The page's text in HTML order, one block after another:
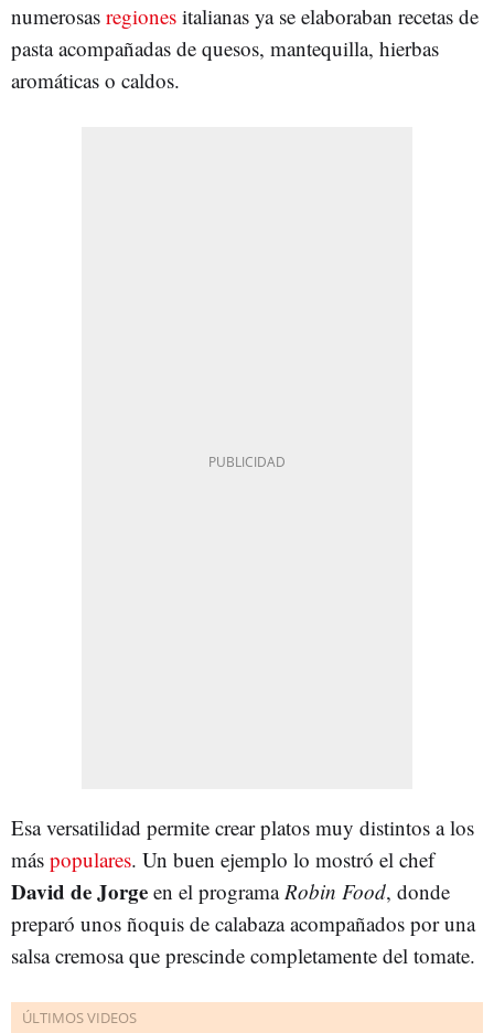
numerosas regiones italianas ya se elaboraban recetas de
pasta acompañadas de quesos, mantequilla, hierbas
aromáticas o caldos.
Esa versatilidad permite crear platos muy distintos a los
más populares. Un buen ejemplo lo mostró el chef
David de Jorge en el programa Robin Food, donde
preparó unos ñoquis de calabaza acompañados por una
salsa cremosa que prescinde completamente del tomate.